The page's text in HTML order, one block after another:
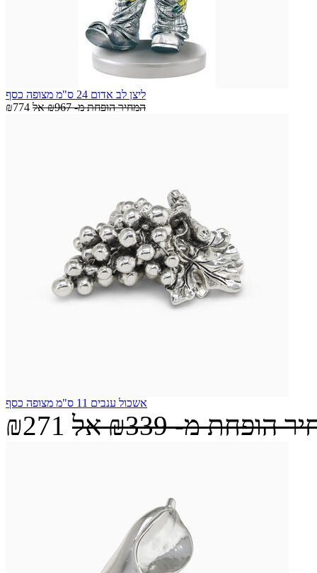
ליצן לב אדום 24 ס"מ מצופה כסף
₪774
המחיר הופחת מ-₪967 אל
אשכול ענבים 11 ס"מ מצופה כסף
₪271 הופחת מ-₪339 אל